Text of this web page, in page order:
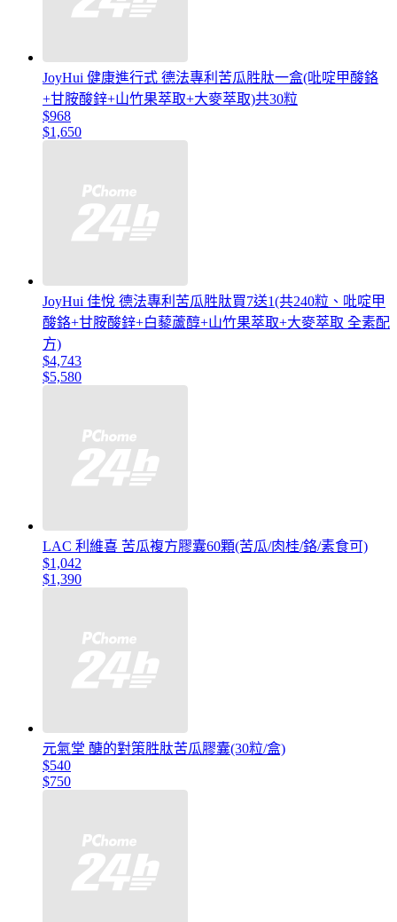
JoyHui 健康進行式 德法專利苦瓜胜肽一盒(吡啶甲酸鉻
+甘胺酸鋅+山竹果萃取+大麥萃取)共30粒
$968
$1,650
JoyHui 佳悅 德法專利苦瓜胜肽買7送1(共240粒、吡啶甲
酸鉻+甘胺酸鋅+白藜蘆醇+山竹果萃取+大麥萃取 全素配
方)
$4,743
$5,580
LAC 利維喜 苦瓜複方膠囊60顆(苦瓜/肉桂/鉻/素食可)
$1,042
$1,390
元氣堂 醣的對策胜肽苦瓜膠囊(30粒/盒)
$540
$750